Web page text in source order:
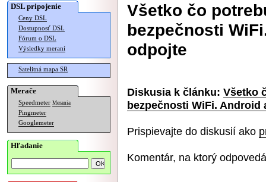
DSL pripojenie
Ceny DSL
Dostupnosť DSL
Fórum o DSL
Výsledky meraní
Satelitná mapa SR
Merače
Speedmeter Merania
Pingmeter
Googlemeter
Hľadanie
Všetko čo
bezpečnosti
odpojte
Diskusia k článku: Všetko
bezpečnosti WiFi. Android
Prispievajte do diskusií ako
Komentár, na ktorý